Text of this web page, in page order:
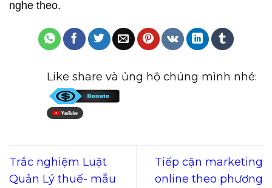
nghe theo.
Like share và ủng hộ chúng mình nhé:
Trắc nghiệm Luật
Quản Lý thuế- mẫu
Tiếp cận marketing
online theo phương